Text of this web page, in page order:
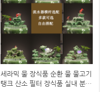
세라믹 물 장식품 순환 물 물고기
탱크 산소 필터 장식품 실내 분수